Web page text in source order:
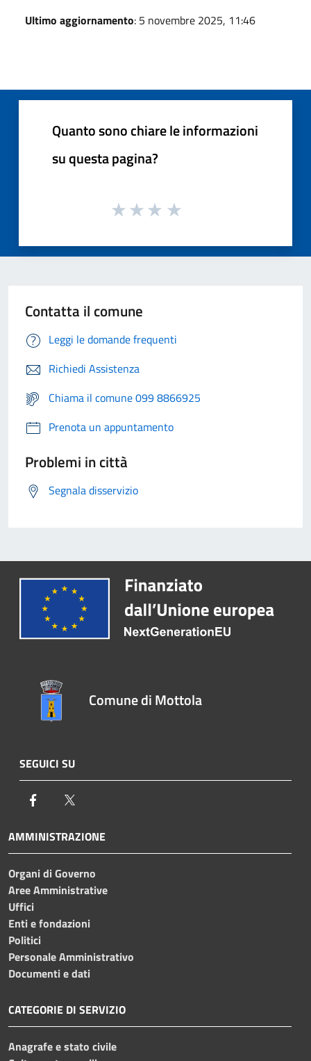
Ultimo aggiornamento: 5 novembre 2025, 11:46
Quanto sono chiare le informazioni
su questa pagina?
Contatta il comune
Leggi le domande frequenti
Richiedi Assistenza
Chiama il comune 099 8866925
Prenota un appuntamento
Problemi in città
Segnala disservizio
Comune di Mottola
SEGUICI SU
Facebook
AMMINISTRAZIONE
Organi di Governo
Aree Amministrative
Uffici
Enti e fondazioni
Politici
Personale Amministrativo
Documenti e dati
CATEGORIE DI SERVIZIO
Anagrafe e stato civile